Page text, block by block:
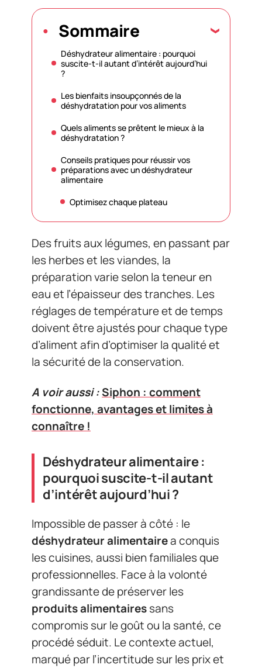
Sommaire
Déshydrateur alimentaire : pourquoi
suscite-t-il autant d’intérêt aujourd’hui
?
Les bienfaits insoupçonnés de la
déshydratation pour vos aliments
Quels aliments se prêtent le mieux à la
déshydratation ?
Conseils pratiques pour réussir vos
préparations avec un déshydrateur
alimentaire
Optimisez chaque plateau
Des fruits aux légumes, en passant par
les herbes et les viandes, la
préparation varie selon la teneur en
eau et l’épaisseur des tranches. Les
réglages de température et de temps
doivent être ajustés pour chaque type
d’aliment afin d’optimiser la qualité et
la sécurité de la conservation.
A voir aussi :Siphon : comment
fonctionne, avantages et limites à
connaître !
Déshydrateur alimentaire :
pourquoi suscite-t-il autant
d’intérêt aujourd’hui ?
Impossible de passer à côté : le
déshydrateur alimentairea conquis
les cuisines, aussi bien familiales que
professionnelles. Face à la volonté
grandissante de préserver les
produits alimentairessans
compromis sur le goût ou la santé, ce
procédé séduit. Le contexte actuel,
marqué par l’incertitude sur les prix et